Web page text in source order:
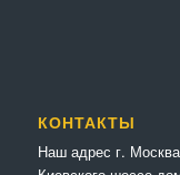
КОНТАКТЫ
Наш адрес г.